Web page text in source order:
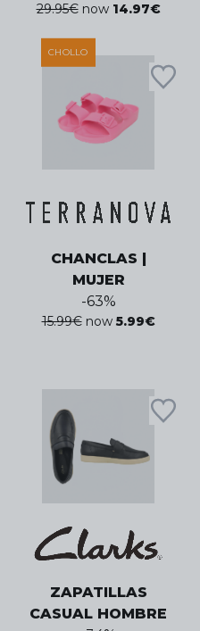
29.95€ now 14.97€
CHOLLO
CHANCLAS |
MUJER
-63%
15.99€ now 5.99€
ZAPATILLAS
CASUAL HOMBRE